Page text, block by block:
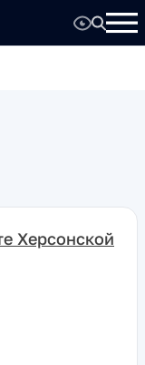
Херсонской